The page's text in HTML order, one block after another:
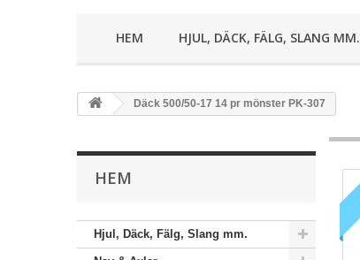
HEM HJUL, DÄCK, FÄLG, SLANG MM.
Däck 500/50-17 14 pr mönster PK-307
HEM
Hjul, Däck, Fälg, Slang mm.